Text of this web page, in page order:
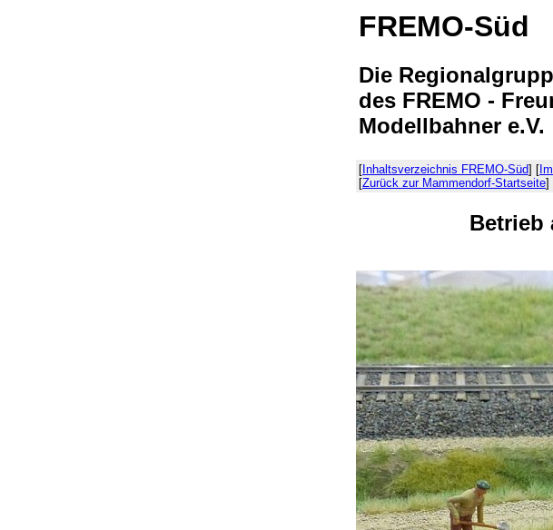
FREMO-Süd
Die
des FREMO -
Modellbahner e.V.
[ Inhaltsverzeichnis FREMO-Süd] [
[Zurück zur Mammendorf-Startseite]
Betrieb